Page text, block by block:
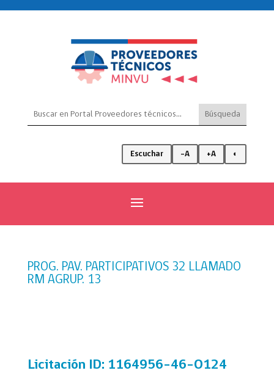
Escuchar -A +A ◐
PROG. PAV. PARTICIPATIVOS 32 LLAMADO
RM AGRUP. 13
Licitación ID: 1164956-46-O124